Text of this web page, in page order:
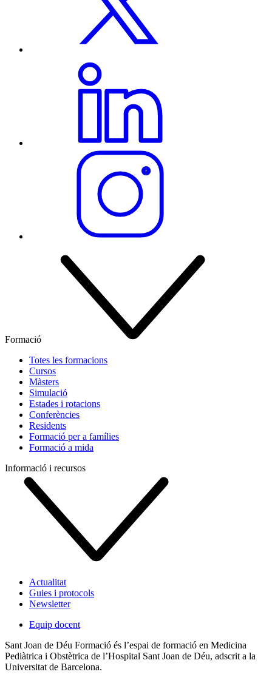
Formació
Totes les formacions
Cursos
Màsters
Simulació
Estades i rotacions
Conferències
Residents
Formació per a famílies
Formació a mida
Informació i recursos
Actualitat
Guies i protocols
Newsletter
Equip docent
Sant Joan de Déu Formació és l’espai de formació en Medicina
Pediàtrica i Obstètrica de l’Hospital Sant Joan de Déu, adscrit a la
Universitat de Barcelona.